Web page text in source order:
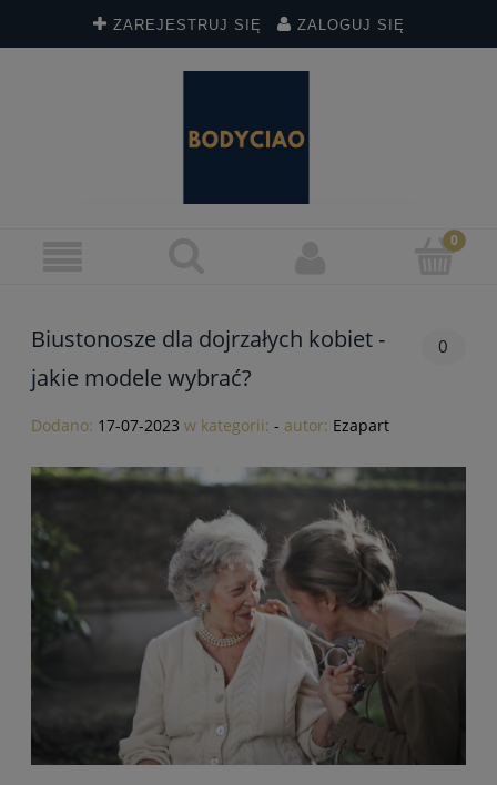
ZAREJESTRUJ SIĘ ZALOGUJ SIĘ
Biustonosze dla dojrzałych kobiet -
jakie modele wybrać?
0
Dodano: 17-07-2023 w kategorii: - autor: Ezapart